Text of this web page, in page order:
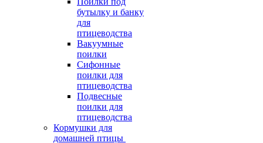
бутылку и банку
для
птицеводства
Вакуумные
поилки
Сифонные
поилки для
птицеводства
Подвесные
поилки для
птицеводства
Кормушки для
домашней птицы